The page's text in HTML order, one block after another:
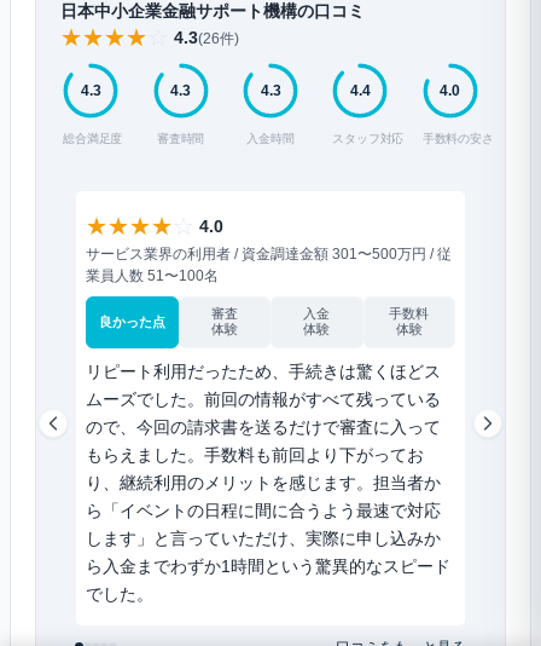
日本中小企業金融サポート機構の口コミ
★★★★ 4.3(26件)
4.3
総合満足度
4.3
審査時間
4.3
入金時間
4.4
スタッフ対応
4.0
手数料の安さ
★★★★☆ 4.0
サービス業界の利用者 / 資金調達金額 301〜500万円 / 従
業員人数 51〜100名
良かった点
審査
体験
入金
体験
手数料
体験
リピート利用だったため、手続きは驚くほどス
ムーズでした。前回の情報がすべて残っている
ので、今回の請求書を送るだけで審査に入って
もらえました。手数料も前回より下がってお
り、継続利用のメリットを感じます。担当者か
ら「イベントの日程に間に合うよう最速で対応
します」と言っていただけ、実際に申し込みか
ら入金までわずか1時間という驚異的なスピード
でした。
下限上